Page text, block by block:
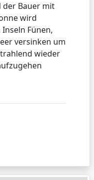
der Bauer mit
wird
Fünen,
versinken um
wieder